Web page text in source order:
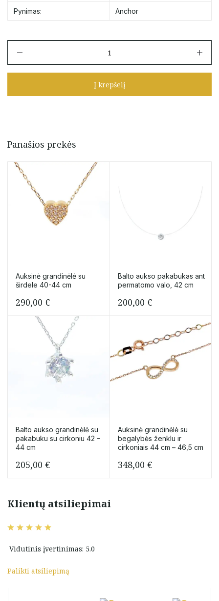
Pynimas: Anchor
Auksinė
stilingu
Į krepšelį
Panašios prekės
Auksinė grandinėlė su
širdele 40-44 cm
290,00 €
Balto aukso pakabukas ant
permatomo valo, 42 cm
200,00 €
Balto aukso grandinėlė su
pakabuku su cirkoniu 42 –
44 cm
205,00 €
Auksinė grandinėlė su
begalybės ženklu ir
cirkoniais 44 cm – 46,5 cm
348,00 €
Klientų atsiliepimai
Vidutinis įvertinimas: 5.0
Palikti atsiliepimą